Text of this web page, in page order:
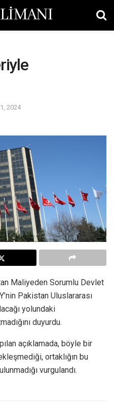
2024
Maliyeden Sorumlu Devlet
Pakistan Uluslararası
yolundaki
duyurdu.
açıklamada, böyle bir
ortaklığın bu
vurgulandı.